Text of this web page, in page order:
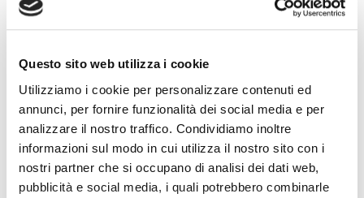
Questo sito web utilizza i cookie
Utilizziamo i cookie per personalizzare contenuti ed
annunci, per fornire funzionalità dei social media e per
analizzare il nostro traffico. Condividiamo inoltre
informazioni sul modo in cui utilizza il nostro sito con i
nostri partner che si occupano di analisi dei dati web,
pubblicità e social media, i quali potrebbero combinarle
termostatiche e filtri di distribuzione è una
saldatura viene eseguita mediante lama
calda, ultrasuoni e vibrazioni.
· Saldatrice: vibrazione, ultrasuoni,
rotofrizione n°2 a lama calda – con
macchine di test;